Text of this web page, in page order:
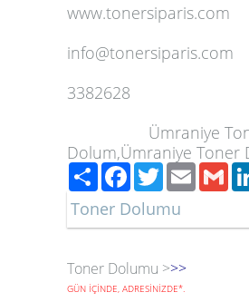
www.tonersiparis.com
info@tonersiparis.com
3382628
Ümraniye
Dolum,Ümraniye Toner
PaylaşFacebook
TwitterEmail
Toner Dolumu
Toner Dolumu >>>
GÜN İÇİNDE, ADRESİNİZDE*.